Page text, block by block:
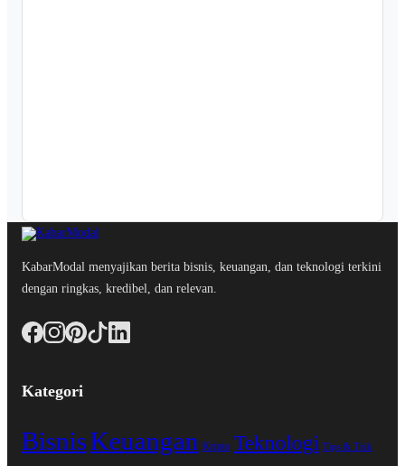
KabarModal menyajikan berita bisnis, keuangan, dan teknologi terkini
dengan ringkas, kredibel, dan relevan.
Kategori
BisnisKeuangan Kripto Teknologi Tips & Trik